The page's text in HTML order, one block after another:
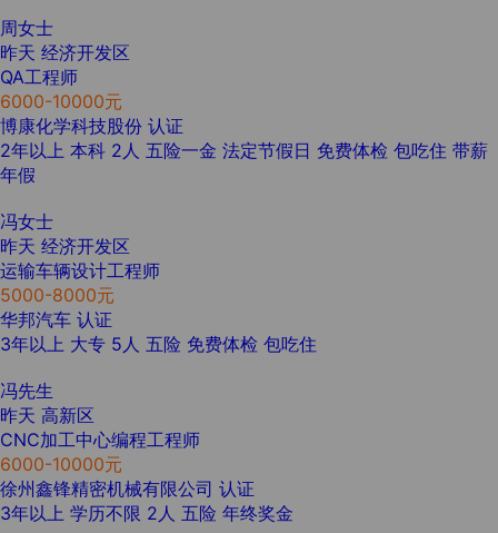
周女士
昨天 经济开发区
QA工程师
6000-10000元
博康化学科技股份 认证
2年以上 本科 2人 五险一金 法定节假日 免费体检 包吃住 带薪
年假
冯女士
昨天 经济开发区
运输车辆设计工程师
5000-8000元
华邦汽车 认证
3年以上 大专 5人 五险 免费体检 包吃住
冯先生
昨天 高新区
CNC加工中心编程工程师
6000-10000元
徐州鑫锋精密机械有限公司 认证
3年以上 学历不限 2人 五险 年终奖金